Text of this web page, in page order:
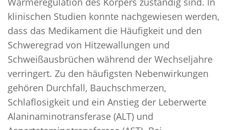
klinischen Studien konnte nachgewiesen werden,
dass das Medikament die Häufigkeit und den
Schweregrad von Hitzewallungen und
Schweißausbrüchen während der Wechseljahre
verringert. Zu den häufigsten Nebenwirkungen
gehören Durchfall, Bauchschmerzen,
Schlaflosigkeit und ein Anstieg der Leberwerte
Alaninaminotransferase (ALT) und